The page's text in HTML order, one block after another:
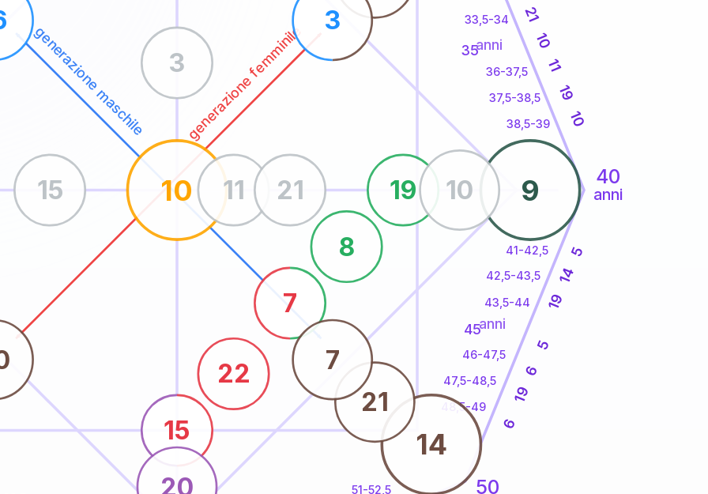
generazione maschile generazione femminile
40
anni
50
33,5-34
36-37,5
37,5-38,5
38,5-39
41-42,5
42,5-43,5
43,5-44
46-47,5
47,5-48,5
48,5-49
51-52,5
21
10
11
19
10
5
14
19
5
6
19
6
9
10
14
15
22
7
8
19 10
20
11 21
15
3
3
21
7
35anni
45anni